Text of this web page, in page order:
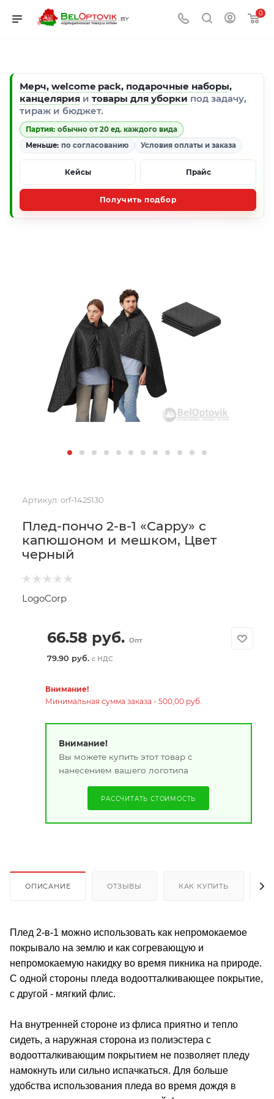
0
Мерч, welcome pack, подарочные наборы,
канцелярия и товары для уборки под задачу,
тираж и бюджет.
Партия: обычно от 20 ед. каждого вида
Меньше: по согласованию Условия оплаты и заказа
Кейсы Прайс
Получить подбор
Артикул: orf-1425130
Плед-пончо 2-в-1 «Cappy» с
капюшоном и мешком, Цвет
черный
LogoCorp
66.58 руб. Опт
79.90 руб. с НДС
Внимание!
Минимальная сумма заказа - 500,00 руб.
Внимание!
Вы можете купить этот товар с
нанесением вашего логотипа
РАССЧИТАТЬ СТОИМОСТЬ
ОПИСАНИЕ ОТЗЫВЫ КАК КУПИТЬ
Плед 2-в-1 можно использовать как непромокаемое
покрывало на землю и как согревающую и
непромокаемую накидку во время пикника на природе.
С одной стороны пледа водоотталкивающее покрытие,
с другой - мягкий флис.
На внутренней стороне из флиса приятно и тепло
сидеть, а наружная сторона из полиэстера с
водоотталкивающим покрытием не позволяет пледу
намокнуть или сильно испачкаться. Для больше
удобства использования пледа во время дождя в